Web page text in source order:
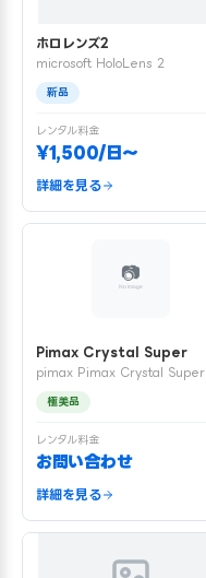
ホロレンズ2
microsoft HoloLens 2
新品
レンタル料金
¥1,500/日〜
詳細を見る
Pimax Crystal Super
pimax Pimax Crystal Super
極美品
レンタル料金
お問い合わせ
詳細を見る